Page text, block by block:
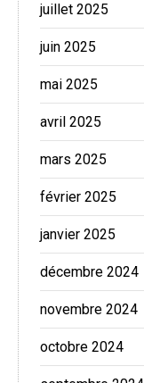
juillet 2025
juin 2025
mai 2025
avril 2025
mars 2025
février 2025
janvier 2025
décembre 2024
novembre 2024
octobre 2024